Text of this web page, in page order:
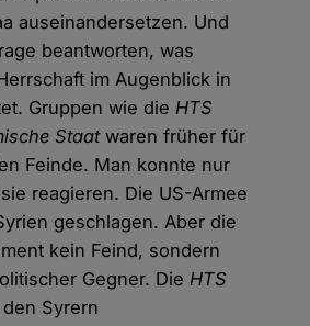
auseinandersetzen. Und
beantworten, was
im Augenblick in
Gruppen wie die HTS
Staatwaren früher für
Feinde. Man konnte nur
reagieren. Die US-Armee
geschlagen. Aber die
kein Feind, sondern
Gegner. Die HTS
Syrern